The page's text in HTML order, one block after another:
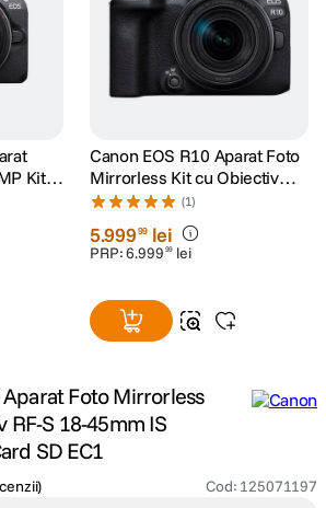
Kit
Canon EOS R10 Aparat Foto
Mirrorless Kit cu Obiectiv
RF-S 18-150mm IS STM
(1)
5.99999 lei
PRP:6.999 99 lei
Aparat Foto Mirrorless
RF-S 18-45mm IS
SD EC1
) Cod: 125071197